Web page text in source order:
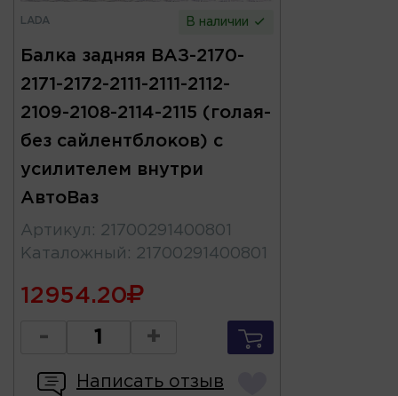
LADA В наличии
Балка задняя ВАЗ-2170-
2171-2172-2111-2111-2112-
2109-2108-2114-2115 (голая-
без сайлентблоков) с
усилителем внутри
АвтоВаз
Артикул : 21700291400801
Каталожный : 21700291400801
12954.20
- +
Написать отзыв